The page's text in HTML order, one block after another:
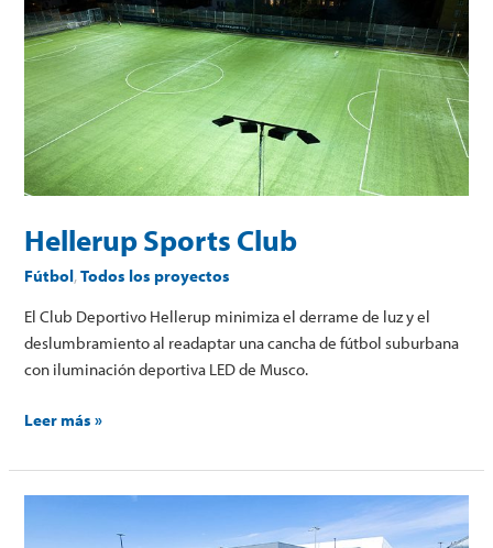
Hellerup Sports Club
Fútbol,Todos los proyectos
El Club Deportivo Hellerup minimiza el derrame de luz y el
deslumbramiento al readaptar una cancha de fútbol suburbana
con iluminación deportiva LED de Musco.
Sports
Club
Leer más »